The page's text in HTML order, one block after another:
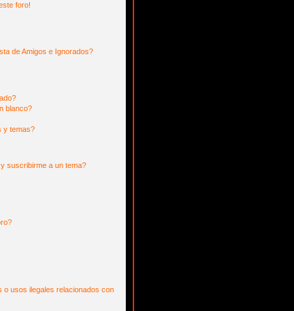
foro!
de Amigos e Ignorados?
blanco?
y temas?
suscribirme a un tema?
usos ilegales relacionados con